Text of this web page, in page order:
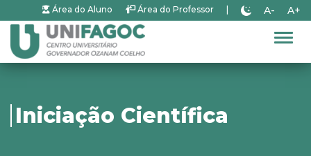
Área do Aluno Área do Professor A- A+
Iniciação Científica